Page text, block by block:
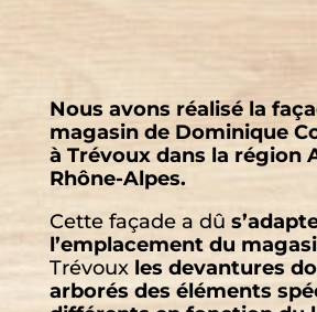
Nous avons réalisé la
magasin de Dominique
à Trévoux dans la région
Rhône-Alpes.
Cette façade a dû
l’emplacement du
Trévouxles devantures
arborés des éléments